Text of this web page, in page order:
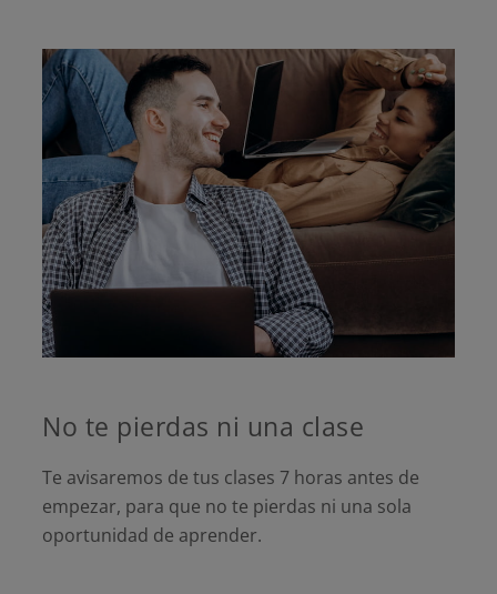
No te pierdas ni una clase
Te avisaremos de tus clases 7 horas antes de
empezar, para que no te pierdas ni una sola
oportunidad de aprender.